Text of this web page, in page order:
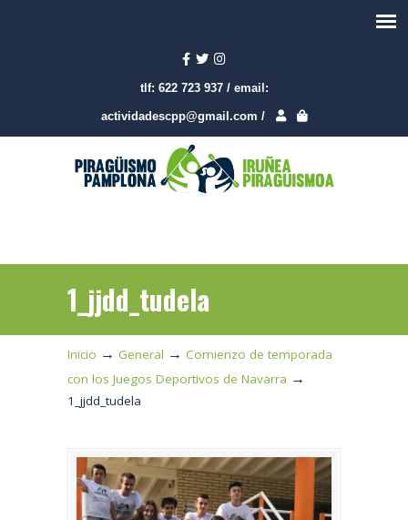
tlf: 622 723 937 / email:
actividadescpp@gmail.com /
1_jjdd_tudela
Inicio → General → Comienzo de temporada
con los Juegos Deportivos de Navarra →
1_jjdd_tudela